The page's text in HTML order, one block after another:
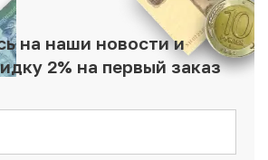
на наши новости и
2% на первый заказ